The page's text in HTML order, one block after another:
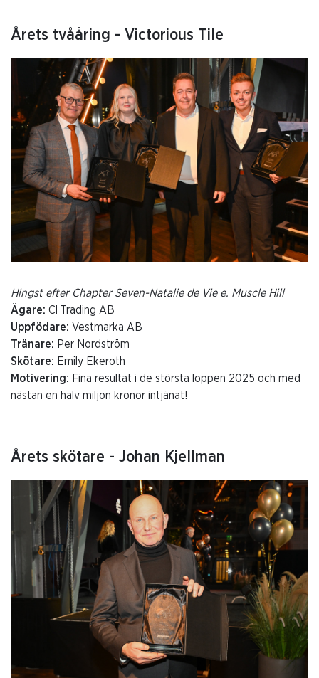
Årets tvååring - Victorious Tile
Hingst efter Chapter Seven-Natalie de Vie e. Muscle Hill
Ägare: Cl Trading AB
Uppfödare: Vestmarka AB
Tränare: Per Nordström
Skötare: Emily Ekeroth
Motivering: Fina resultat i de största loppen 2025 och med
nästan en halv miljon kronor intjänat!
Årets skötare - Johan Kjellman